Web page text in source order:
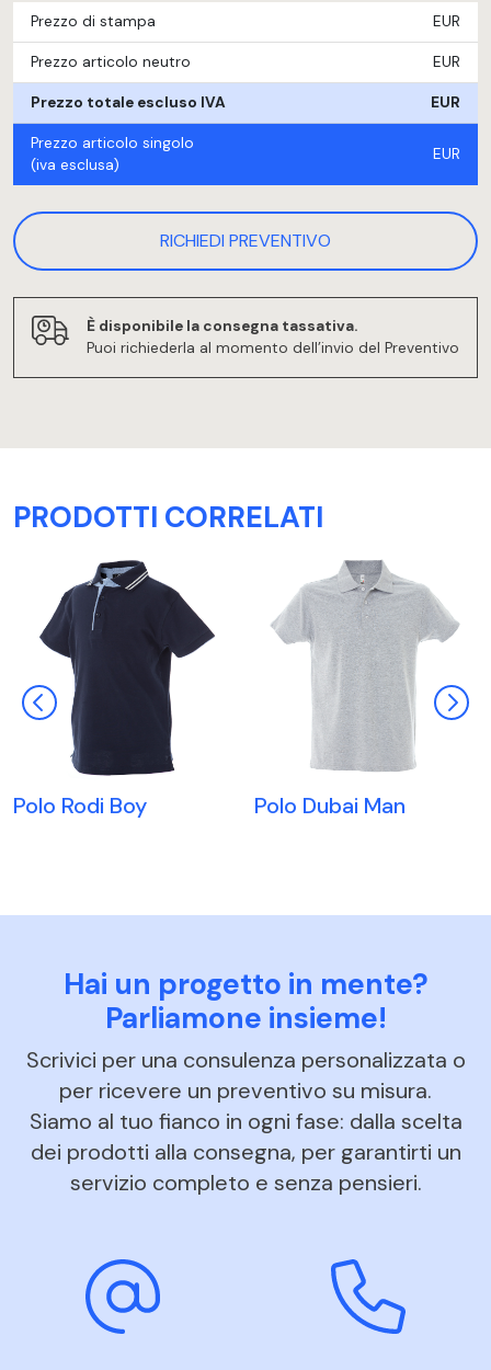
Prezzo di stampa EUR
Prezzo articolo neutro EUR
Prezzo totale escluso IVA EUR
Prezzo articolo singolo
(iva esclusa)
EUR
RICHIEDI PREVENTIVO
È disponibile la consegna tassativa.
Puoi richiederla al momento dell’invio del Preventivo
PRODOTTI CORRELATI
Polo Rodi Boy Polo Dubai Man
Hai un progetto in mente?
Parliamone insieme!
Scrivici per una consulenza personalizzata o
per ricevere un preventivo su misura.
Siamo al tuo fianco in ogni fase: dalla scelta
dei prodotti alla consegna, per garantirti un
servizio completo e senza pensieri.